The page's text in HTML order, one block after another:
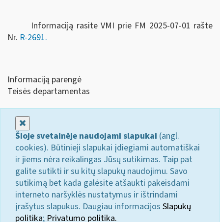
Informaciją rasite VMI prie FM 2025-07-01 rašte
Nr. R-2691.
Informaciją parengė
Teisės departamentas
Šioje svetainėje naudojami slapukai (angl.
cookies). Būtinieji slapukai įdiegiami automatiškai
ir jiems nėra reikalingas Jūsų sutikimas. Taip pat
galite sutikti ir su kitų slapukų naudojimu. Savo
sutikimą bet kada galėsite atšaukti pakeisdami
interneto naršyklės nustatymus ir ištrindami
įrašytus slapukus. Daugiau informacijos Slapukų
politika; Privatumo politika.